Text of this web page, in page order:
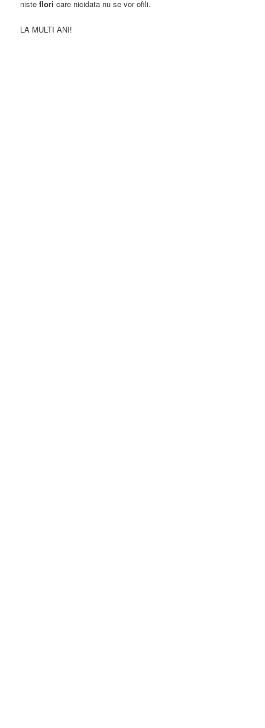
niste flori care nicidata nu se vor ofili.
LA MULTI ANI!